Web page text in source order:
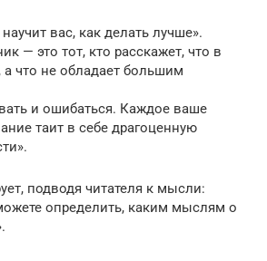
вас, как делать лучше».
— это тот, кто расскажет, что в
что не обладает большим
и ошибаться. Каждое ваше
таит в себе драгоценную
подводя читателя к мысли:
определить, каким мыслям о